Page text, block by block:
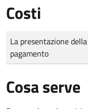
Costi
Tipo di pagamento
Importo
La presentazione
pagamento
Cosa serve